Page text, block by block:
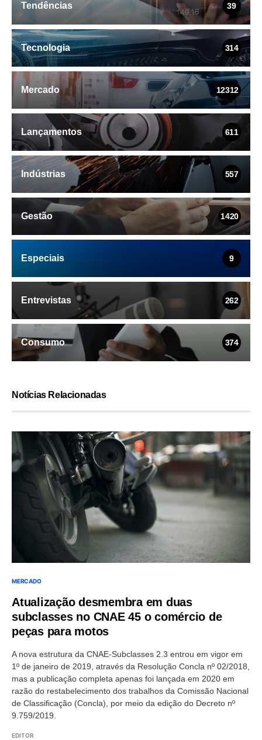
Tendências 39
Tecnologia 314
Mercado 12312
Lançamentos 611
Indústrias 557
Gestão 1420
Especiais 9
Entrevistas 262
Consumo 374
Notícias Relacionadas
MERCADO
Atualização desmembra em duas
subclasses no CNAE 45 o comércio de
peças para motos
A nova estrutura da CNAE-Subclasses 2.3 entrou em vigor em
1º de janeiro de 2019, através da Resolução Concla nº 02/2018,
mas a publicação completa apenas foi lançada em 2020 em
razão do restabelecimento dos trabalhos da Comissão Nacional
de Classificação (Concla), por meio da edição do Decreto nº
9.759/2019.
EDITOR